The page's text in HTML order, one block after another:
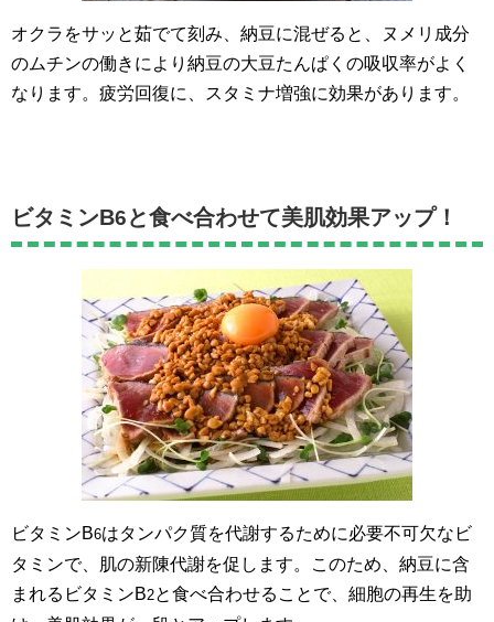
オクラをサッと茹でて刻み、納豆に混ぜると、ヌメリ成分
のムチンの働きにより納豆の大豆たんぱくの吸収率がよく
なります。疲労回復に、スタミナ増強に効果があります。
ビタミンB6と食べ合わせて美肌効果アップ！
ビタミンB6はタンパク質を代謝するために必要不可欠なビ
タミンで、肌の新陳代謝を促します。このため、納豆に含
まれるビタミンB2と食べ合わせることで、細胞の再生を助